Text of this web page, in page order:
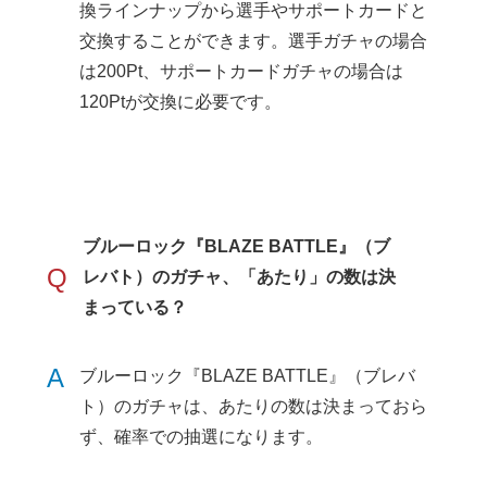
換ラインナップから選手やサポートカードと
交換することができます。選手ガチャの場合
は200Pt、サポートカードガチャの場合は
120Ptが交換に必要です。
Q
ブルーロック『BLAZE BATTLE』（ブ
レバト）のガチャ、「あたり」の数は決
まっている？
A
ブルーロック『BLAZE BATTLE』（ブレバ
ト）のガチャは、あたりの数は決まっておら
ず、確率での抽選になります。